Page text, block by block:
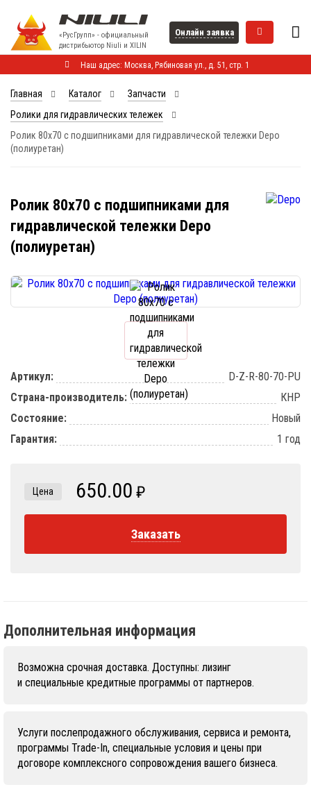
«РусГрупп» - официальный
диcтрибьютор Niuli и XILIN
Онлайн заявка
Наш адрес: Москва, Рябиновая ул., д. 51, стр. 1
Главная Каталог
Запчасти
Ролики для гидравлических тележек
Ролик 80x70 с подшипниками для гидравлической тележки Depo
(полиуретан)
Ролик 80x70 с подшипниками для
гидравлической тележки Depo
(полиуретан)
Артикул:
D-Z-R-80-70-PU
Страна-производитель:
КНР
Состояние:
Новый
Гарантия:
1 год
Цена 650.00 ₽
Заказать
Дополнительная информация
Возможна срочная доставка. Доступны: лизинг
и специальные кредитные программы от партнеров.
Услуги послепродажного обслуживания, сервиса и ремонта,
программы Trade-In, специальные условия и цены при
договоре комплексного сопровождения вашего бизнеса.